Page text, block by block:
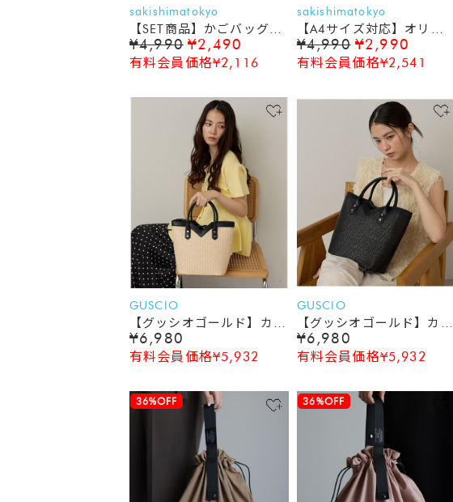
sakishimatokyo
【SET商品】かごバッグ＆
帽子セット/軽量
¥4,990 ¥2,490
有料会員価格¥2,116
sakishimatokyo
【A4サイズ対応】オリエ
ンタル/エスニック調 カゴ
バック/かごバッグ
¥4,990 ¥2,990
有料会員価格¥2,541
GUSCIO
【グッシオゴールド】カゴ
バッグ PUレザー切り替
え Vライン ２WAY シ
¥6,980
有料会員価格¥5,932
GUSCIO
【グッシオゴールド】カゴ
バッグ PUレザー切り替
え Vライン ２WAY シ
¥6,980
有料会員価格¥5,932
36%OFF 36%OFF